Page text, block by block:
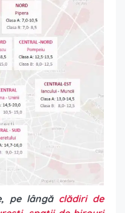
pe lângă clădiri de